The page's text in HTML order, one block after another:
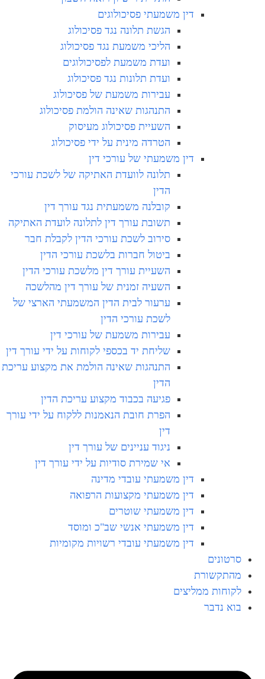
דין משמעתי פסיכולוגים
הגשת תלונה נגד פסיכולוג
הליכי משמעת נגד פסיכולוג
ועדת משמעת לפסיכולוגים
ועדת תלונות נגד פסיכולוג
עבירות משמעת של פסיכולוג
התנהגות שאינה הולמת פסיכולוג
השעיית פסיכולוג מעיסוק
הטרדה מינית על ידי פסיכולוג
דין משמעתי של עורכי דין
תלונה לוועדת האתיקה של לשכת עורכי
הדין
קובלנה משמעתית נגד עורך דין
תשובת עורך דין לתלונה לועדת האתיקה
סירוב לשכת עורכי הדין לקבלת חבר
ביטול חברות בלשכת עורכי הדין
השעיית עורך דין מלשכת עורכי הדין
השעיה זמנית של עורך דין מהלשכה
ערעור לבית הדין המשמעתי הארצי של
לשכת עורכי הדין
עבירות משמעת של עורכי דין
שליחת יד בכספי לקוחות על ידי עורך דין
התנהגות שאינה הולמת את מקצוע עריכת
הדין
פגיעה בכבוד מקצוע עריכת הדין
הפרת חובת הנאמנות ללקוח על ידי עורך
דין
ניגוד עניינים של עורך דין
אי שמירת סודיות על ידי עורך דין
דין משמעתי עובדי מדינה
דין משמעתי מקצועות הרפואה
דין משמעתי שוטרים
דין משמעתי אנשי שב"כ ומוסד
דין משמעתי עובדי רשויות מקומיות
סרטונים
מהתקשורת
לקוחות ממליצים
בוא נדבר